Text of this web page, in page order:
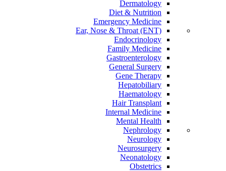
Dermatology
Diet & Nutrition
Emergency Medicine
Ear, Nose & Throat (ENT)
Endocrinology
Family Medicine
Gastroenterology
General Surgery
Gene Therapy
Hepatobiliary
Haematology
Hair Transplant
Internal Medicine
Mental Health
Nephrology
Neurology
Neurosurgery
Neonatology
Obstetrics